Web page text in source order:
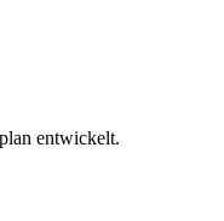
entwickelt.